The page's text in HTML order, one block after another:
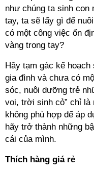
như chúng ta sinh con
tay, ta sẽ lấy gì để
có một công việc ổn
vàng trong tay?
Hãy tạm gác kế
gia đình và chưa có
sóc, nuôi dưỡng trẻ
voi, trời sinh cỏ” chỉ là
không phù hợp để áp
hãy trở thành những
cái của mình.
Thích hàng giá rẻ